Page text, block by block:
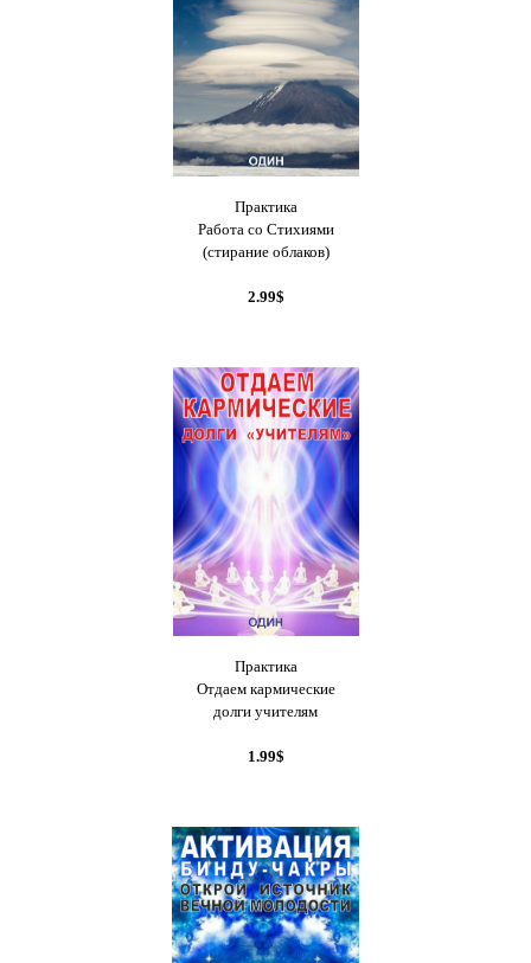
Практика
Работа со Стихиями
(стирание облаков)
2.99$
Практика
Отдаем кармические
долги учителям
1.99$